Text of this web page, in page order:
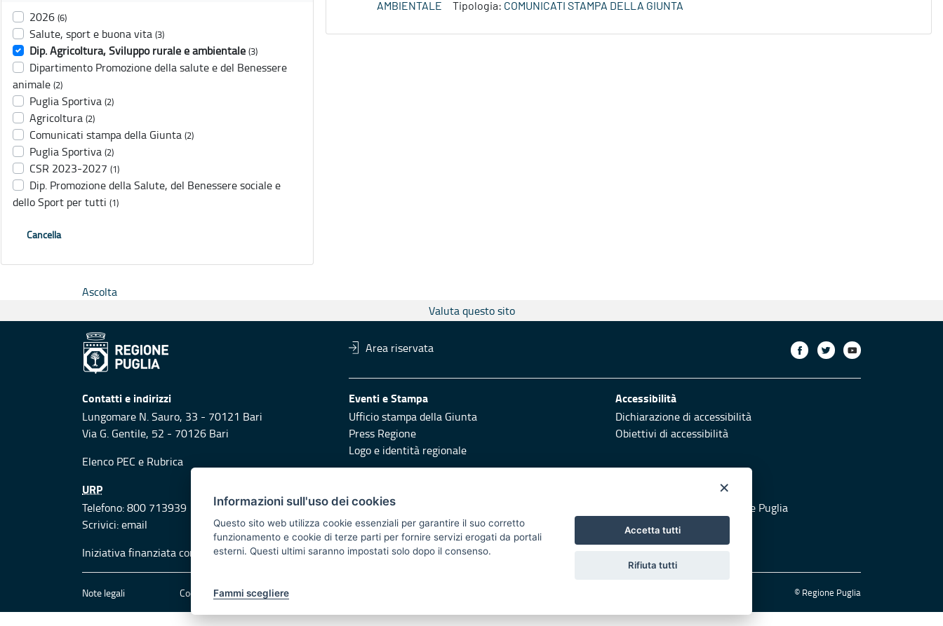
2026 (6)
Salute, sport e buona vita (3)
Dip. Agricoltura, Sviluppo rurale e ambientale (3)
Dipartimento Promozione della salute e del Benessere
animale (2)
Puglia Sportiva (2)
Agricoltura (2)
Comunicati stampa della Giunta (2)
Puglia Sportiva (2)
CSR 2023-2027 (1)
Dip. Promozione della Salute, del Benessere sociale e
dello Sport per tutti (1)
Cancella
AMBIENTALE
Tipologia: COMUNICATI STAMPA DELLA GIUNTA
Ascolta
Valuta questo sito
Area riservata
Contatti e indirizzi
Lungomare N. Sauro, 33 - 70121 Bari
Via G. Gentile, 52 - 70126 Bari
Elenco PEC e Rubrica
Eventi e Stampa
Ufficio stampa della Giunta
Press Regione
Logo e identità regionale
Accessibilità
Dichiarazione di accessibilità
Obiettivi di accessibilità
URP
Telefono: 800 713939
Scrivici:email
Responsabili di pubblicazione Vai al sito di Protezione Civile Puglia
Iniziativa finanziata con risorse del POR Puglia 2014/2020 - Asse XI
Note legali Cookie e privacy © Regione Puglia
×
Informazioni sull'uso dei cookies
Questo sito web utilizza cookie essenziali per garantire il suo corretto
funzionamento e cookie di terze parti per fornire servizi erogati da portali
esterni. Questi ultimi saranno impostati solo dopo il consenso.
Fammi scegliere
Accetta tutti
Rifiuta tutti